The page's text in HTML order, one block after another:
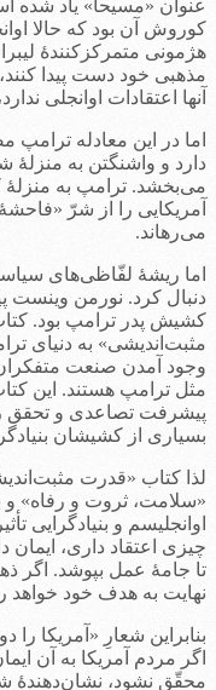
عنوان «مسیحا» یاد شده
کوروش آن بود که حالا
هژمونی متمرکزکنندۀ
مذهبی خود دست پیدا
آنها اعتقادات اوانجلی
اما در این معادله
دارد و واشنگتن به
می‌بخشد. ترامپ به
آمریکایی را از شرّ
می‌رهاند.
اما ریشۀ لفّاظی‌های
دنبال کرد. نورمن وینست
کشیش پدر ترامپ بود.
مثبت‌اندیشی» به دنیای
وجود آمدن صنعت
مثل ترامپ هستند. این
پیشرفت تصاعدی و تحقق
بسیاری از کشیشان
لذا کتاب «قدرت
«سلامت، ثروت و رفاه» و
اوانجلیسم و بنیادگرایی
چیزی اعتقاد داری،
تا جامۀ عمل بپوشد. اگر
نهایت به هدف خود خواهد
بنابراین شعارِ «آمریکا
اگر مردم آمریکا به آن
محقّق نشود، نشان‌دهندۀ